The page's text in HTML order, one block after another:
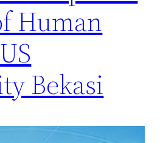
Human
Bekasi